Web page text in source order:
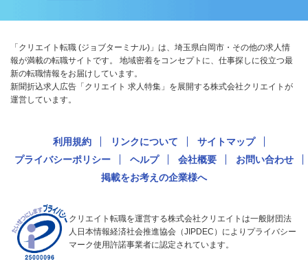
「クリエイト転職 (ジョブターミナル)」は、埼玉県白岡市・その他の求人情
報が満載の転職サイトです。 地域密着をコンセプトに、仕事探しに役立つ最
新の転職情報をお届けしています。
新聞折込求人広告「クリエイト 求人特集」を展開する株式会社クリエイトが
運営しています。
利用規約 リンクについて
サイトマップ
プライバシーポリシー
ヘルプ 会社概要
お問い合わせ
掲載をお考えの企業様へ
クリエイト転職を運営する株式会社クリエイトは一般財団法
人日本情報経済社会推進協会（JIPDEC）によりプライバシー
マーク使用許諾事業者に認定されています。